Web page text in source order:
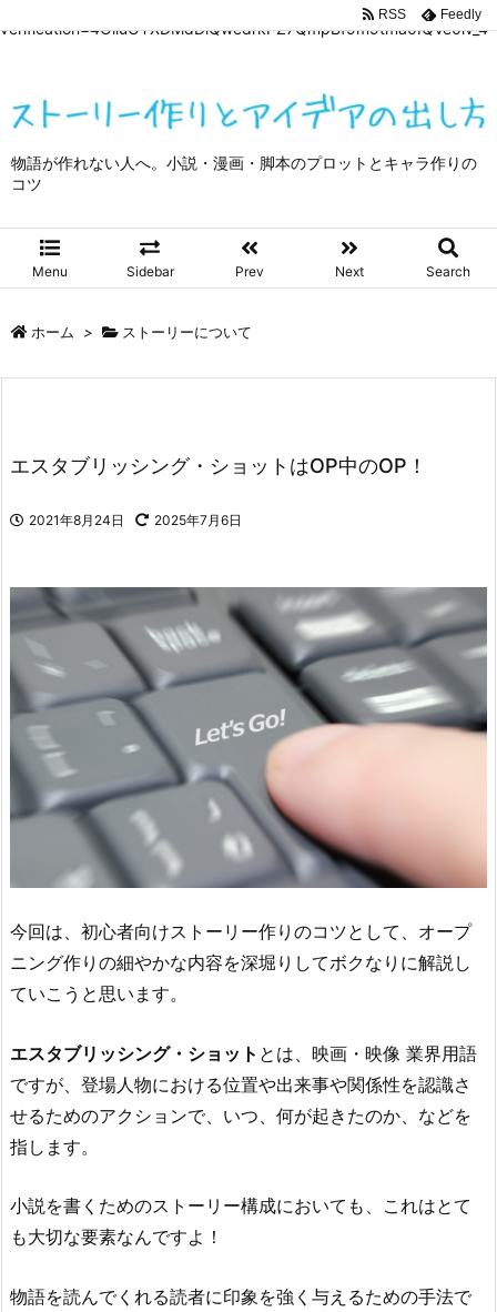
verification=4OliuOTXDMdDiQwedrkPZ7QmpBf9m9tma0IQVe0lv_4
物語が作れない人へ。小説・漫画・脚本のプロットとキャラ作りの
コツ
Menu Sidebar Prev Next Search
RSS Feedly
ホーム > ストーリーについて
エスタブリッシング・ショットはOP中のOP！
2021年8月24日 2025年7月6日
今回は、初心者向けストーリー作りのコツとして、オープ
ニング作りの細やかな内容を深堀りしてボクなりに解説し
ていこうと思います。
エスタブリッシング・ショット とは、映画・映像 業界用語
ですが、登場人物における位置や出来事や関係性を認識さ
せるためのアクションで、いつ、何が起きたのか、などを
指します。
小説を書くためのストーリー構成においても、これはとて
も大切な要素なんですよ！
物語を読んでくれる読者に印象を強く与えるための手法で